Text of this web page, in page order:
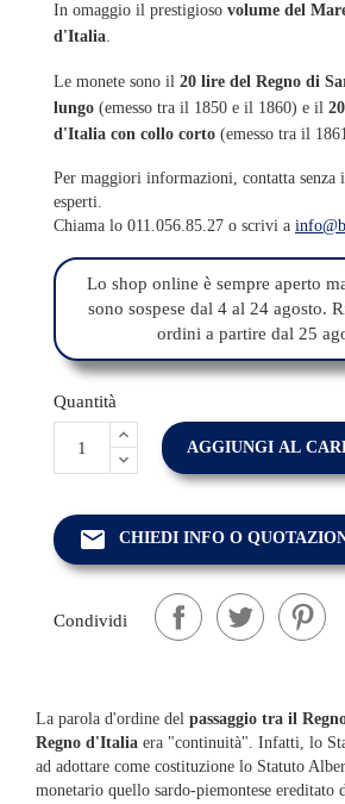
In omaggio il prestigioso volume del
d'Italia.
Le monete sono il 20 lire del Regno di
lungo (emesso tra il 1850 e il 1860) e il
d'Italia con collo corto (emesso tra il
Per maggiori informazioni, contatta senza
esperti.
Chiama lo 011.056.85.27 o scrivi a
Lo shop online è sempre aperto
sono sospese dal 4 al 24 agosto.
ordini a partire dal 25
Quantità
AGGIUNGI AL
email CHIEDI INFO O
Condividi
La parola d'ordine del passaggio tra il
Regno d'Italia era "continuità". Infatti, lo
ad adottare come costituzione lo Statuto
monetario quello sardo-piemontese ereditato